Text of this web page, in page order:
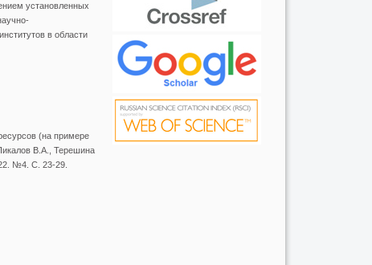
установленных
в области
(на примере
В.А., Терешина
№4. С. 23-29.